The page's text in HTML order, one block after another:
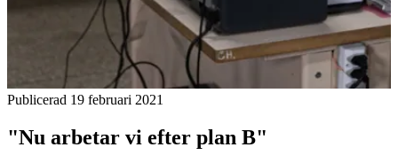
Publicerad 19 februari 2021
"Nu arbetar vi efter plan B"